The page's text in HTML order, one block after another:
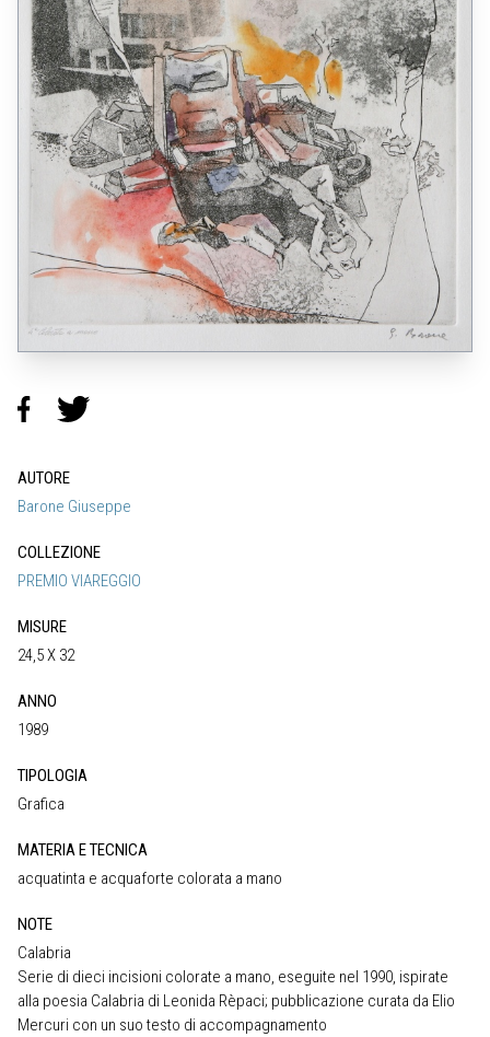
AUTORE
Barone Giuseppe
COLLEZIONE
PREMIO VIAREGGIO
MISURE
24,5 X 32
ANNO
1989
TIPOLOGIA
Grafica
MATERIA E TECNICA
acquatinta e acquaforte colorata a mano
NOTE
Calabria
Serie di dieci incisioni colorate a mano, eseguite nel 1990, ispirate
alla poesia Calabria di Leonida Rèpaci; pubblicazione curata da Elio
Mercuri con un suo testo di accompagnamento